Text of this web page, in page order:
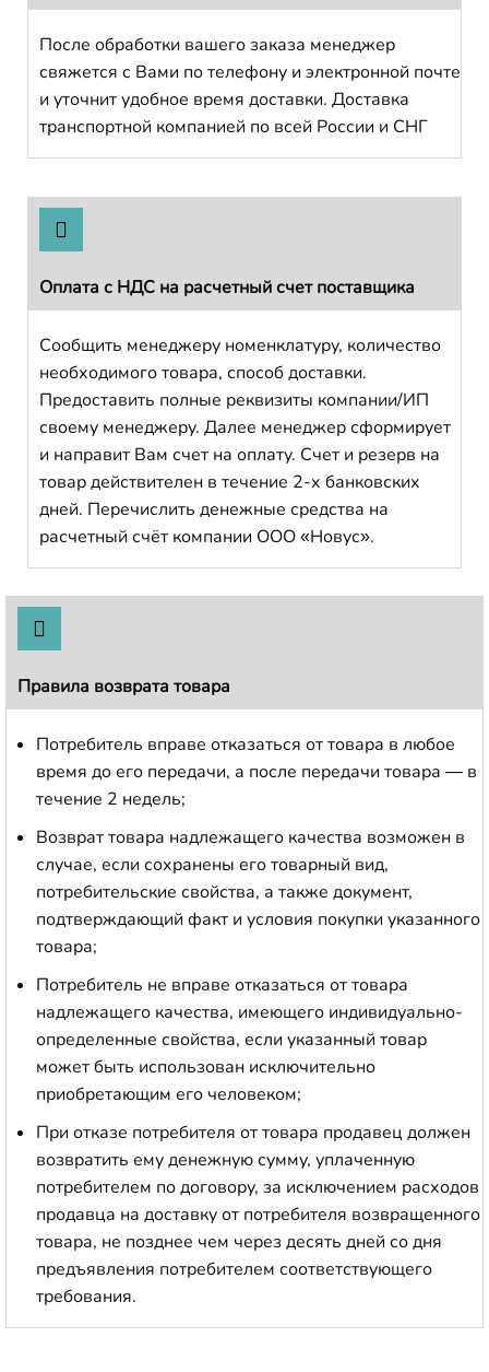
После обработки вашего заказа менеджер
свяжется с Вами по телефону и электронной почте
и уточнит удобное время доставки. Доставка
транспортной компанией по всей России и СНГ
Оплата с НДС на расчетный счет поставщика
Сообщить менеджеру номенклатуру, количество
необходимого товара, способ доставки.
Предоставить полные реквизиты компании/ИП
своему менеджеру. Далее менеджер сформирует
и направит Вам счет на оплату. Счет и резерв на
товар действителен в течение 2-х банковских
дней. Перечислить денежные средства на
расчетный счёт компании ООО «Новус».
Правила возврата товара
Потребитель вправе отказаться от товара в любое
время до его передачи, а после передачи товара — в
течение 2 недель;
Возврат товара надлежащего качества возможен в
случае, если сохранены его товарный вид,
потребительские свойства, а также документ,
подтверждающий факт и условия покупки указанного
товара;
Потребитель не вправе отказаться от товара
надлежащего качества, имеющего индивидуально-
определенные свойства, если указанный товар
может быть использован исключительно
приобретающим его человеком;
При отказе потребителя от товара продавец должен
возвратить ему денежную сумму, уплаченную
потребителем по договору, за исключением расходов
продавца на доставку от потребителя возвращенного
товара, не позднее чем через десять дней со дня
предъявления потребителем соответствующего
требования.